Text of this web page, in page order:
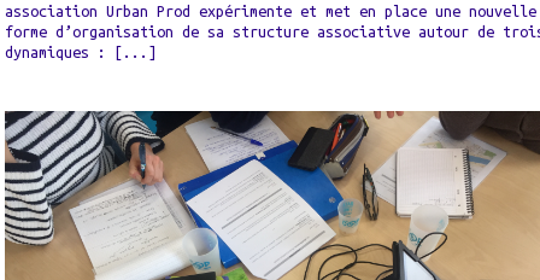
association Urban Prod expérimente et met en place une nouvelle
forme d’organisation de sa structure associative autour de
dynamiques : [...]